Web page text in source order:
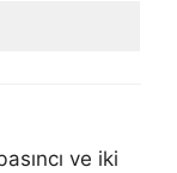
ve iki